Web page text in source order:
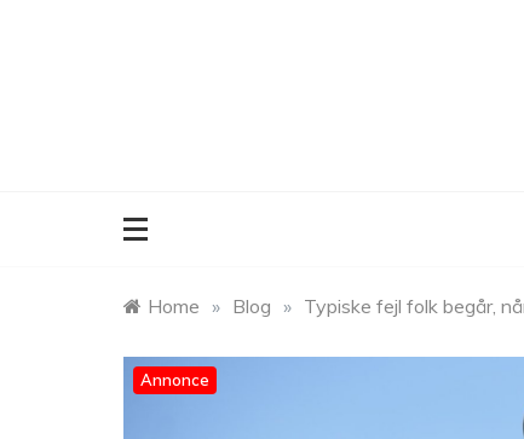
Home » Blog » Typiske fejl folk begår,
Annonce